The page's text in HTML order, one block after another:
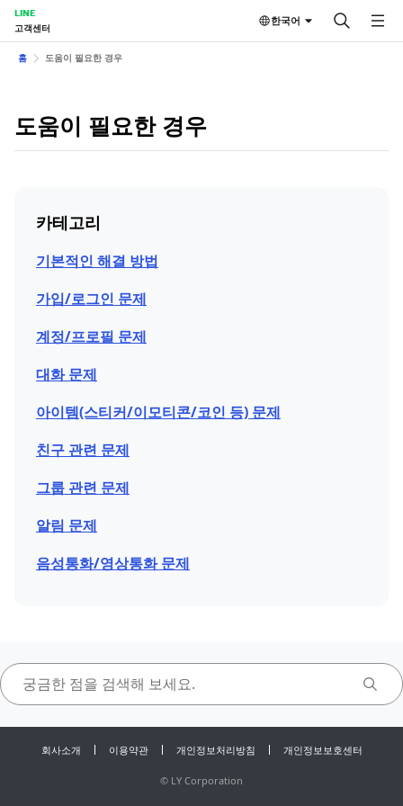
LINE
고객센터
한국어
홈 도움이 필요한 경우
도움이 필요한 경우
카테고리
기본적인 해결 방법
가입/로그인 문제
계정/프로필 문제
대화 문제
아이템(스티커/이모티콘/코인 등) 문제
친구 관련 문제
그룹 관련 문제
알림 문제
음성통화/영상통화 문제
회사소개 이용약관 개인정보처리방침 개인정보보호센터
© LY Corporation